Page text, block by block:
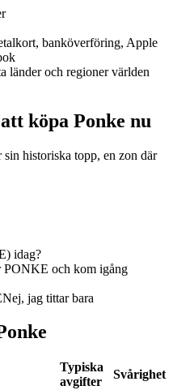
banköverföring, Apple
länder och regioner världen
köpa Ponke nu
historiska topp, en zon där
idag?
PONKE och kom igång
Nej, jag tittar bara
Typiska
avgifter
Svårighet